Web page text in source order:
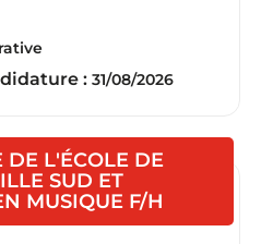
: 31/08/2026
DE L'ÉCOLE DE
SUD ET
MUSIQUE F/H